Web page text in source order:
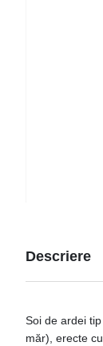
Descriere
Soi de ardei
măr), erecte